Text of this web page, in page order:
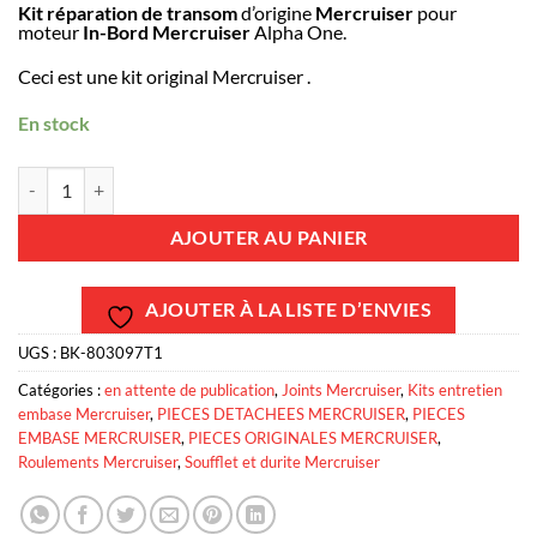
Kit réparation de transomd’origine Mercruiser pour
moteur In-Bord MercruiserAlpha One.
Ceci est une kit original Mercruiser .
En stock
AJOUTER AU PANIER
AJOUTER À LA LISTE D’ENVIES
UGS : BK-803097T1
Catégories :en attente de publication, Joints Mercruiser, Kits entretien
embase Mercruiser, PIECES DETACHEES MERCRUISER, PIECES
EMBASE MERCRUISER, PIECES ORIGINALES MERCRUISER,
Roulements Mercruiser, Soufflet et durite Mercruiser